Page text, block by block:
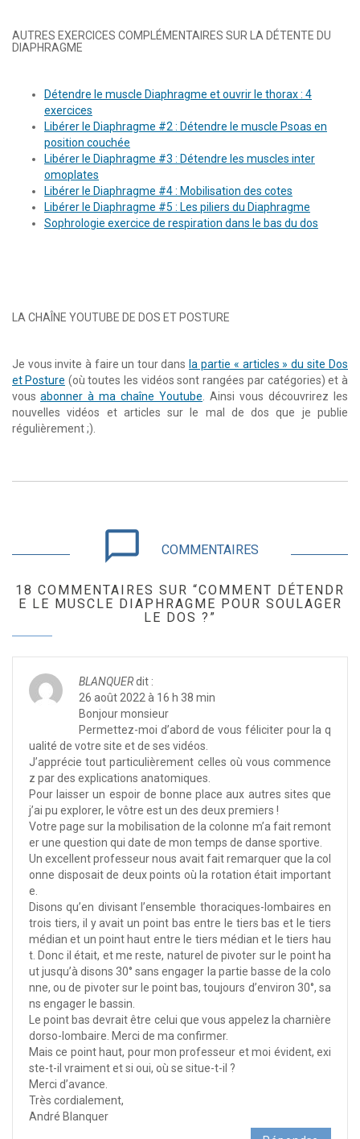
AUTRES EXERCICES COMPLÉMENTAIRES SUR LA DÉTENTE DU
DIAPHRAGME
Détendre le muscle Diaphragme et ouvrir le thorax : 4
exercices
Libérer le Diaphragme #2 : Détendre le muscle Psoas en
position couchée
Libérer le Diaphragme #3 : Détendre les muscles inter
omoplates
Libérer le Diaphragme #4 : Mobilisation des cotes
Libérer le Diaphragme #5 : Les piliers du Diaphragme
Sophrologie exercice de respiration dans le bas du dos
LA CHAÎNE YOUTUBE DE DOS ET POSTURE
Je vous invite à faire un tour dans la partie « articles » du site Dos
et Posture (où toutes les vidéos sont rangées par catégories) et à
vous abonner à ma chaîne Youtube . Ainsi vous découvrirez les
nouvelles vidéos et articles sur le mal de dos que je publie
régulièrement ;).
chat_bubble_outline COMMENTAIRES
18 COMMENTAIRES SUR “COMMENT DÉTENDR
E LE MUSCLE DIAPHRAGME POUR SOULAGER
LE DOS ?”
BLANQUERdit :
26 août 2022 à 16 h 38 min
Bonjour monsieur
Permettez-moi d’abord de vous féliciter pour la q
ualité de votre site et de ses vidéos.
J’apprécie tout particulièrement celles où vous commence
z par des explications anatomiques.
Pour laisser un espoir de bonne place aux autres sites que
j’ai pu explorer, le vôtre est un des deux premiers !
Votre page sur la mobilisation de la colonne m’a fait remont
er une question qui date de mon temps de danse sportive.
Un excellent professeur nous avait fait remarquer que la col
onne disposait de deux points où la rotation était important
e.
Disons qu’en divisant l’ensemble thoraciques-lombaires en
trois tiers, il y avait un point bas entre le tiers bas et le tiers
médian et un point haut entre le tiers médian et le tiers hau
t. Donc il était, et me reste, naturel de pivoter sur le point ha
ut jusqu’à disons 30° sans engager la partie basse de la colo
nne, ou de pivoter sur le point bas, toujours d’environ 30°, sa
ns engager le bassin.
Le point bas devrait être celui que vous appelez la charnière
dorso-lombaire. Merci de ma confirmer.
Mais ce point haut, pour mon professeur et moi évident, exi
ste-t-il vraiment et si oui, où se situe-t-il ?
Merci d’avance.
Très cordialement,
André Blanquer